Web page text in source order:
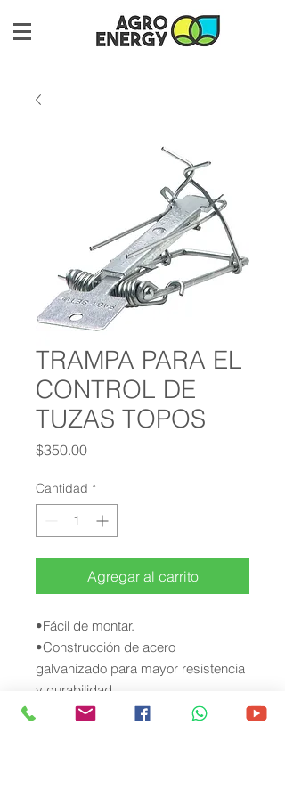
TRAMPA PARA EL
CONTROL DE
TUZAS TOPOS
$350.00Precio
Cantidad *
Agregar al carrito
•Fácil de montar.
•Construcción de acero
galvanizado para mayor resistencia
y durabilidad.
•Las partes móviles están